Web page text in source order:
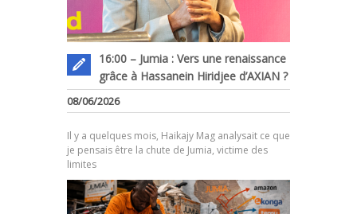
16:00 – Jumia : Vers une renaissance
grâce à Hassanein Hiridjee d’AXIAN ?
08/06/2026
Il y a quelques mois, Haikajy Mag analysait ce que
je pensais être la chute de Jumia, victime des
limites